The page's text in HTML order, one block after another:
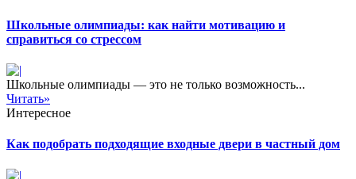
Школьные олимпиады: как найти мотивацию и
справиться со стрессом
Школьные олимпиады — это не только возможность...
Читать»
Интересное
Как подобрать подходящие входные двери в частный дом